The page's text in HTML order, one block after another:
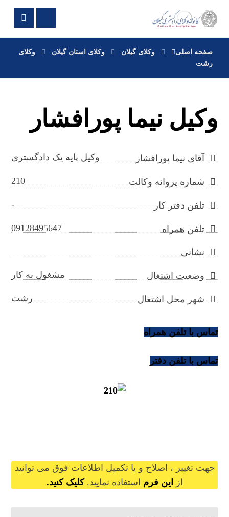
صفحه اصلی وکلای گیلان وکلای استان گیلان
وکلای
رشت
وکیل نیما پورافشار
آقای نیما پورافشار وکیل پایه یک دادگستری
شماره پروانه وکالت 210
تلفن دفتر کار -
تلفن همراه 09128495647
نشانی
وضعیت اشتغال مشغول به کار
شهر محل اشتغال رشت
تماس با تلفن همراه
تماس با تلفن دفتر
جهت تغییر ، اصلاح و یا تکمیل اطلاعات فوق می توانید
از
این فرم استفاده نمایید. کلیک کنید.